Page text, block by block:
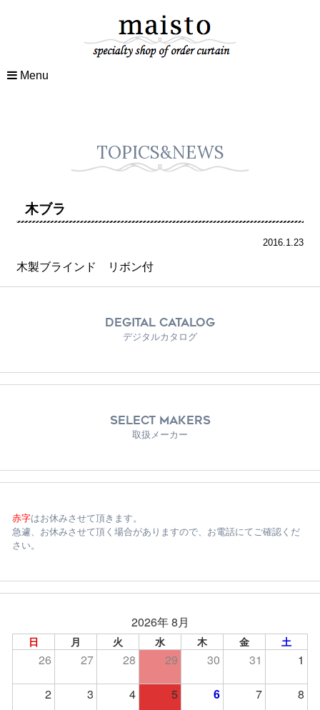
Menu
TOPICS&NEWS
木ブラ
2016.1.23
木製ブラインド リボン付
DEGITAL CATALOG
デジタルカタログ
SELECT MAKERS
取扱メーカー
赤字はお休みさせて頂きます。
急遽、お休みさせて頂く場合がありますので、お電話にてご確認くだ
さい。
2026年 8月
日 月 火 水 木 金 土
26 27 28 29 30 31 1
2 3 4 5 6 7 8